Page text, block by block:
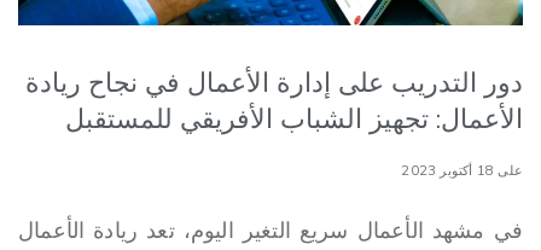
دور التدريب على إدارة الأعمال في نجاح ريادة
الأعمال: تجهيز الشباب الأفريقي للمستقبل
على 18 أكتوبر 2023
في مشهد الأعمال سريع التغير اليوم، تعد ريادة الأعمال